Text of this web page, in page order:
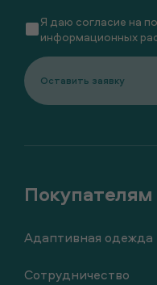
Адаптивная одежда
Сотрудничество
Я даю согласие на
информационных
Оставить заявку